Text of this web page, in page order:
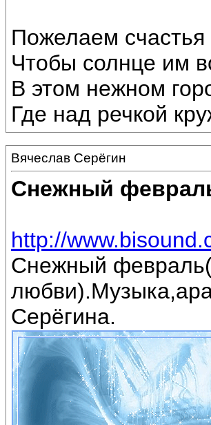
Пожелаем
Чтобы солнце им
В этом нежном
Где над речкой
Вячеслав Серёгин
Снежный
http://
Снежный
Серёгина.